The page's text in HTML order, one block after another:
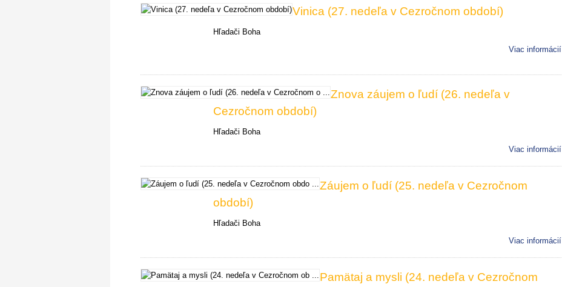
Vinica (27. nedeľa v Cezročnom období)
Hľadači Boha
Viac informácií
Znova záujem o ľudí (26. nedeľa v
Cezročnom období)
Hľadači Boha
Viac informácií
Záujem o ľudí (25. nedeľa v Cezročnom
období)
Hľadači Boha
Viac informácií
Pamätaj a mysli (24. nedeľa v Cezročnom